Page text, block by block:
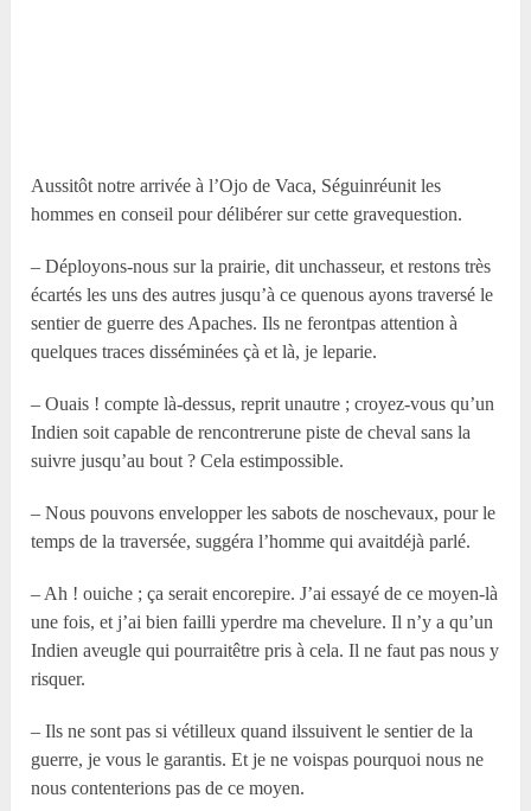
Aussitôt notre arrivée à l’Ojo de Vaca, Séguinréunit les
hommes en conseil pour délibérer sur cette gravequestion.
– Déployons-nous sur la prairie, dit unchasseur, et restons très
écartés les uns des autres jusqu’à ce quenous ayons traversé le
sentier de guerre des Apaches. Ils ne ferontpas attention à
quelques traces disséminées çà et là, je leparie.
– Ouais ! compte là-dessus, reprit unautre ; croyez-vous qu’un
Indien soit capable de rencontrerune piste de cheval sans la
suivre jusqu’au bout ? Cela estimpossible.
– Nous pouvons envelopper les sabots de noschevaux, pour le
temps de la traversée, suggéra l’homme qui avaitdéjà parlé.
– Ah ! ouiche ; ça serait encorepire. J’ai essayé de ce moyen-là
une fois, et j’ai bien failli yperdre ma chevelure. Il n’y a qu’un
Indien aveugle qui pourraitêtre pris à cela. Il ne faut pas nous y
risquer.
– Ils ne sont pas si vétilleux quand ilssuivent le sentier de la
guerre, je vous le garantis. Et je ne voispas pourquoi nous ne
nous contenterions pas de ce moyen.